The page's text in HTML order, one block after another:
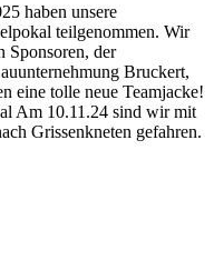
haben unsere
teilgenommen. Wir
Sponsoren, der
Bruckert,
eine tolle neue Teamjacke!
Am 10.11.24 sind wir mit
Grissenkneten gefahren.